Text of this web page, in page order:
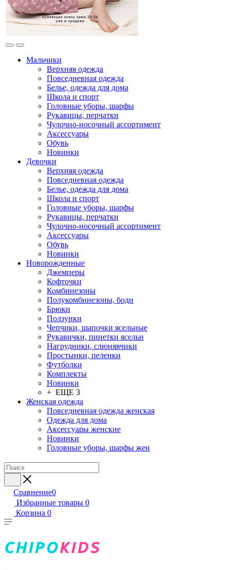
Мальчики
Верхняя одежда
Повседневная одежда
Белье, одежда для дома
Школа и спорт
Головные уборы, шарфы
Рукавицы, перчатки
Чулочно-носочный ассортимент
Аксессуары
Обувь
Новинки
Девочки
Верхняя одежда
Повседневная одежда
Белье, одежда для дома
Школа и спорт
Головные уборы, шарфы
Рукавицы, перчатки
Чулочно-носочный ассортимент
Аксессуары
Обувь
Новинки
Новорожденные
Джемперы
Кофточки
Комбинезоны
Полукомбинезоны, боди
Брюки
Ползунки
Чепчики, шапочки ясельные
Рукавички, пинетки ясельн
Нагрудники, слюнявчики
Простынки, пеленки
Футболки
Комплекты
Новинки
+ ЕЩЕ 3
Женская одежда
Повседневная одежда женская
Одежда для дома
Аксессуары женские
Новинки
Головные уборы, шарфы жен
Сравнение0
Избранные товары 0
Корзина 0